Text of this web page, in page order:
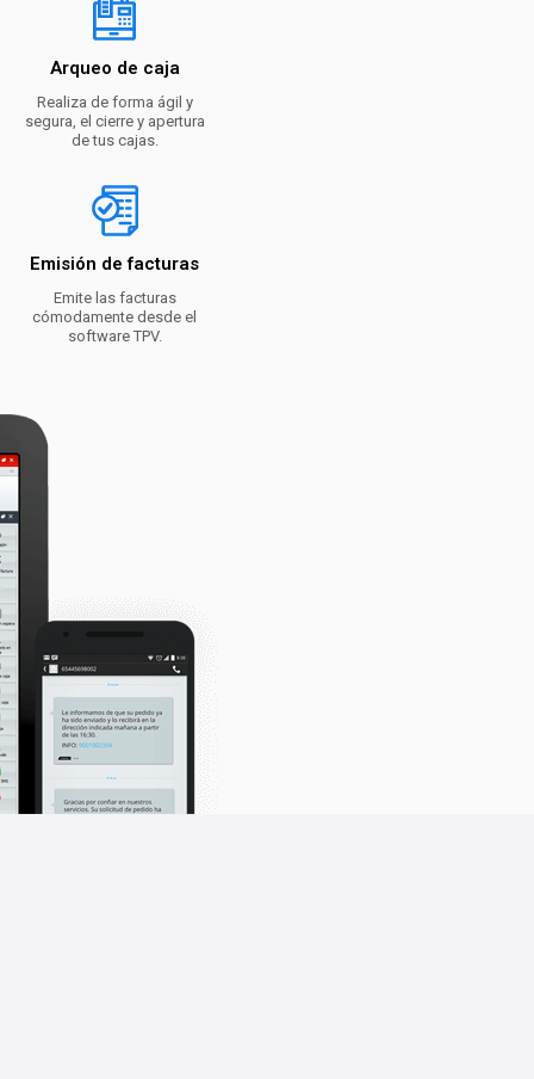
Arqueo de caja
Realiza de forma ágil y
segura, el cierre y apertura
de tus cajas.
Emisión de facturas
Emite las facturas
cómodamente desde el
software TPV.